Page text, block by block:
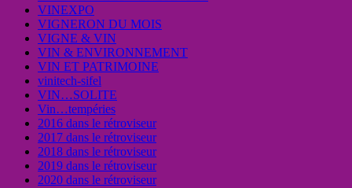
VINEXPO
VIGNERON DU MOIS
VIGNE & VIN
VIN & ENVIRONNEMENT
VIN ET PATRIMOINE
vinitech-sifel
VIN…SOLITE
Vin…tempéries
2016 dans le rétroviseur
2017 dans le rétroviseur
2018 dans le rétroviseur
2019 dans le rétroviseur
2020 dans le rétroviseur